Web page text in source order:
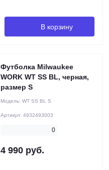
В корзину
Футболка Milwaukee
WORK WT SS BL, черная,
размер S
Модель: WT SS BL S
Артикул: 4932493003
0
4 990 руб.